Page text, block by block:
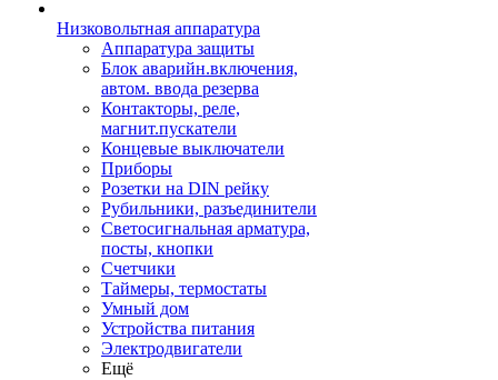
Низковольтная аппаратура
Аппаратура защиты
Блок аварийн.включения,
автом. ввода резерва
Контакторы, реле,
магнит.пускатели
Концевые выключатели
Приборы
Розетки на DIN рейку
Рубильники, разъединители
Светосигнальная арматура,
посты, кнопки
Счетчики
Таймеры, термостаты
Умный дом
Устройства питания
Электродвигатели
Ещё